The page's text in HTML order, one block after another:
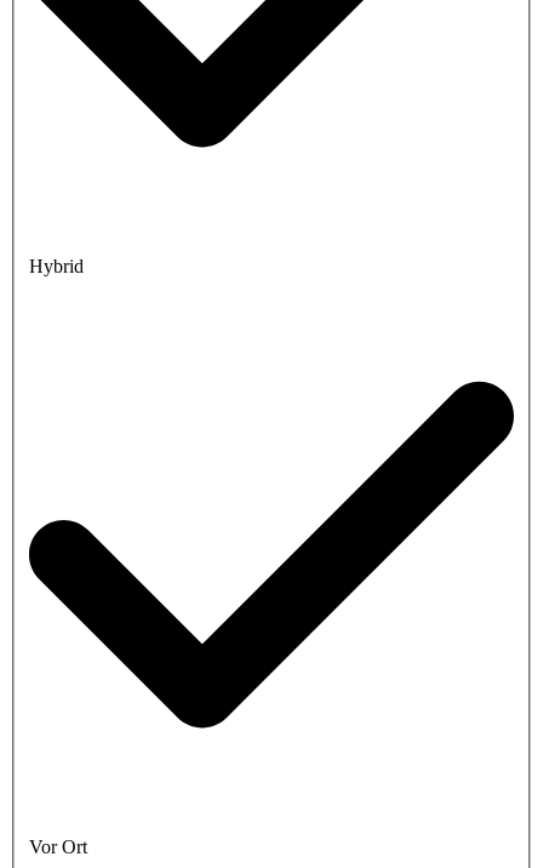
Hybrid
Vor Ort